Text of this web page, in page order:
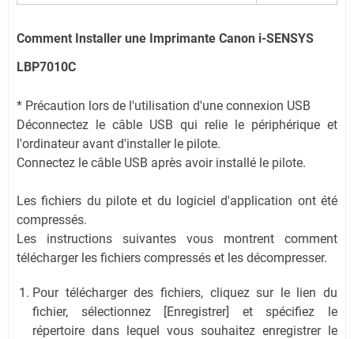
Comment Installer une Imprimante Canon i-SENSYS
LBP7010C
* Précaution lors de l'utilisation d'une connexion USB
Déconnectez le câble USB qui relie le périphérique et
l'ordinateur avant d'installer le pilote.
Connectez le câble USB après avoir installé le pilote.
Les fichiers du pilote et du logiciel d'application ont été
compressés.
Les instructions suivantes vous montrent comment
télécharger les fichiers compressés et les décompresser.
Pour télécharger des fichiers, cliquez sur le lien du
fichier, sélectionnez [Enregistrer] et spécifiez le
répertoire dans lequel vous souhaitez enregistrer le